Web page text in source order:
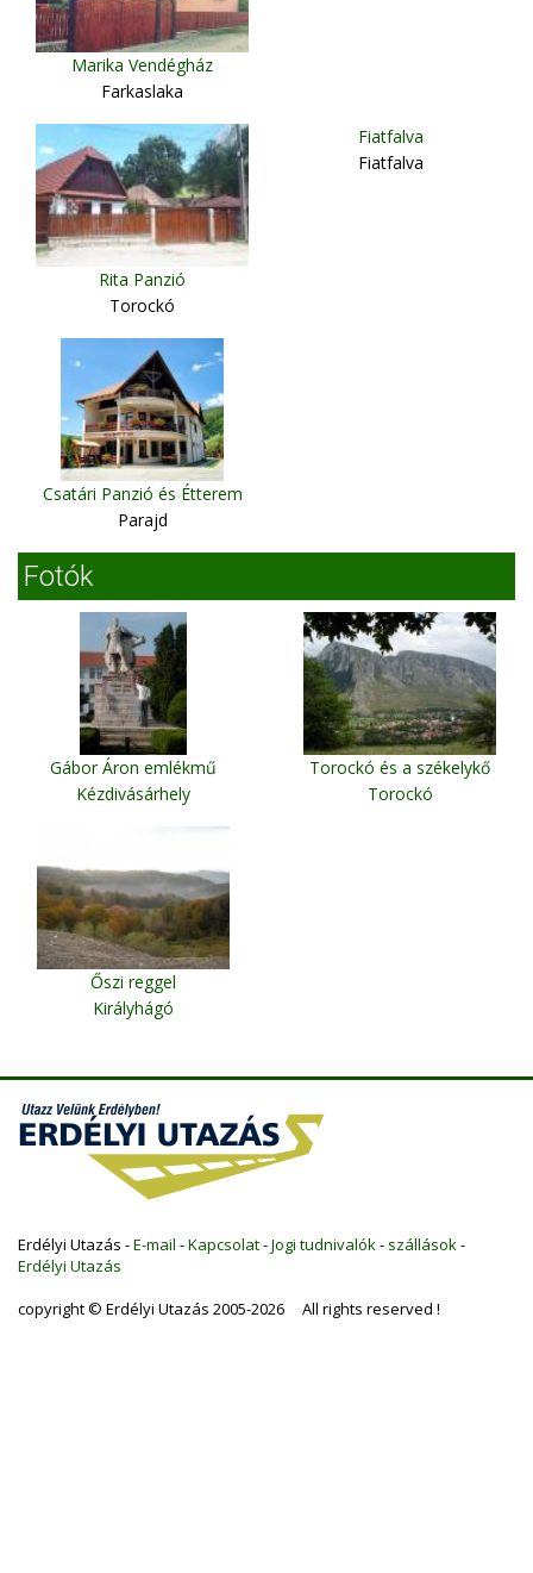
Marika Vendégház
Farkaslaka
Rita Panzió
Torockó
Fiatfalva
Fiatfalva
Csatári Panzió és Étterem
Parajd
Fotók
Gábor Áron emlékmű
Kézdivásárhely
Torockó és a székelykő
Torockó
Őszi reggel
Királyhágó
Erdélyi Utazás -E-mail -Kapcsolat-Jogi tudnivalók - szállások -
Erdélyi Utazás
copyright © Erdélyi Utazás 2005-2026 All rights reserved !